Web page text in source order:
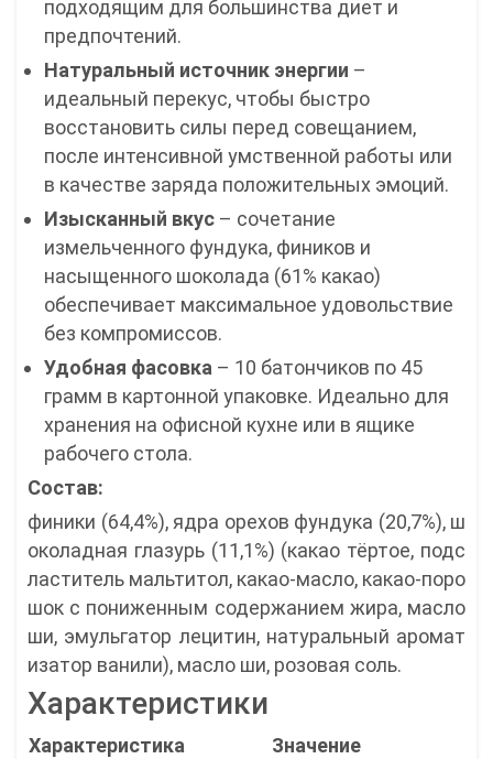
подходящим для большинства диет и
предпочтений.
Натуральный источник энергии –
идеальный перекус, чтобы быстро
восстановить силы перед совещанием,
после интенсивной умственной работы или
в качестве заряда положительных эмоций.
Изысканный вкус – сочетание
измельченного фундука, фиников и
насыщенного шоколада (61% какао)
обеспечивает максимальное удовольствие
без компромиссов.
Удобная фасовка – 10 батончиков по 45
грамм в картонной упаковке. Идеально для
хранения на офисной кухне или в ящике
рабочего стола.
Состав:
финики (64,4%), ядра орехов фундука (20,7%), ш
околадная глазурь (11,1%) (какао тёртое, подс
ластитель мальтитол, какао-масло, какао-поро
шок с пониженным содержанием жира, масло
ши, эмульгатор лецитин, натуральный аромат
изатор ванили), масло ши, розовая соль.
Характеристики
Характеристика
Значение